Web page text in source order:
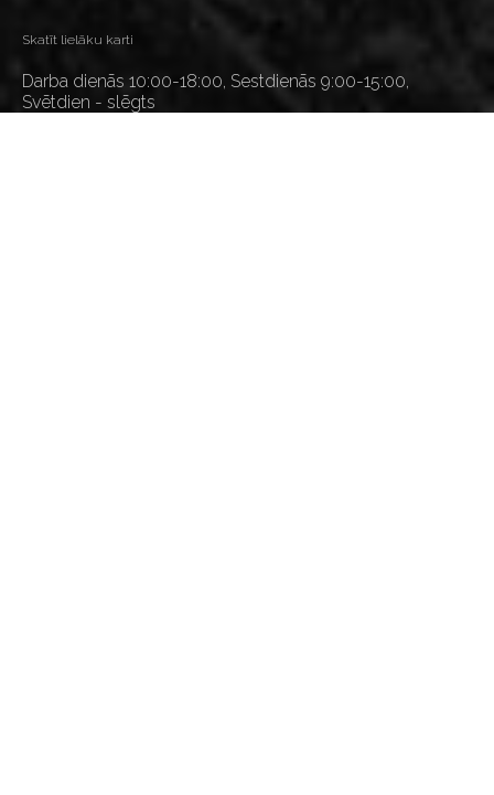
Skatīt lielāku karti
Darba dienās 10:00-18:00, Sestdienās 9:00-15:00,
Svētdien - slēgts